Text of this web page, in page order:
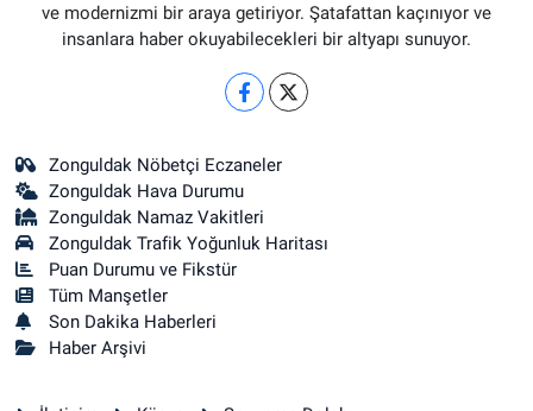
ve modernizmi bir araya getiriyor. Şatafattan kaçınıyor ve
insanlara haber okuyabilecekleri bir altyapı sunuyor.
Zonguldak Nöbetçi Eczaneler
Zonguldak Hava Durumu
Zonguldak Namaz Vakitleri
Zonguldak Trafik Yoğunluk Haritası
Puan Durumu ve Fikstür
Tüm Manşetler
Son Dakika Haberleri
Haber Arşivi